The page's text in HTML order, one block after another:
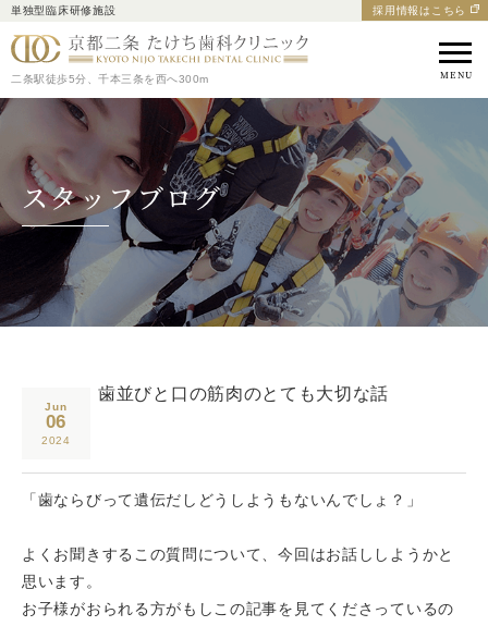
単独型臨床研修施設 採用情報はこちら
京都市中京区の歯医者
二条駅徒歩5分、千本三条を西へ300m
スタッフブログ
Jun
06
2024
歯並びと口の筋肉のとても大切な話
「歯ならびって遺伝だしどうしようもないんでしょ？」
よくお聞きするこの質問について、今回はお話ししようかと
思います。
お子様がおられる方がもしこの記事を見てくださっているの